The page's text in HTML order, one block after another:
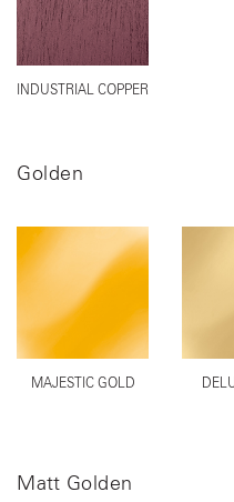
INDUSTRIAL COPPER
Golden
MAJESTIC GOLD
Matt Golden